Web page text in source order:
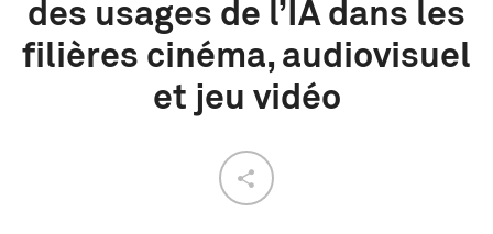
des usages de l’IA dans les
filières cinéma, audiovisuel
et jeu vidéo